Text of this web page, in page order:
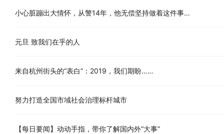
小心脏蹦出大情怀，从警14年，他无偿坚持做着这件事…
元旦 致我们在乎的人
来自杭州街头的“表白”：2019，我们期盼……
努力打造全国市域社会治理标杆城市
【每日要闻】动动手指，带你了解国内外“大事”